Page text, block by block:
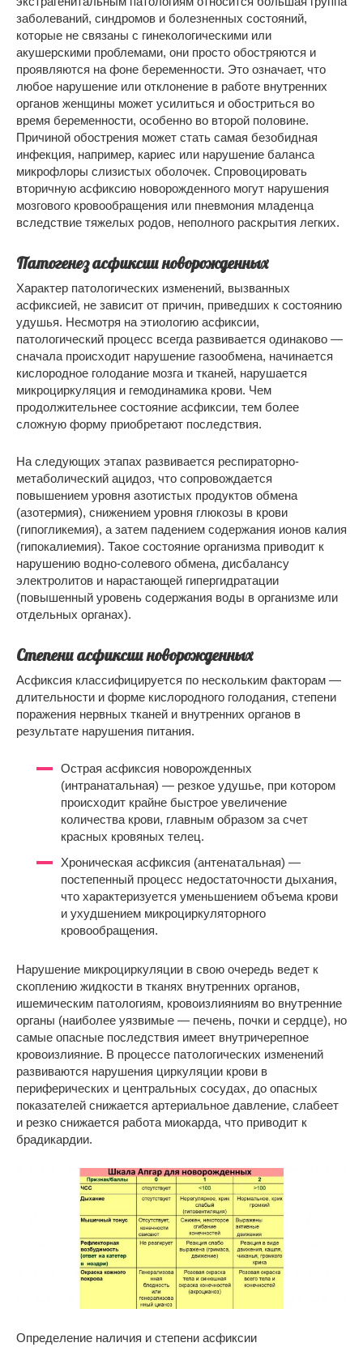
заболеваний, синдромов и болезненных состояний,
которые не связаны с гинекологическими или
акушерскими проблемами, они просто обостряются и
проявляются на фоне беременности. Это означает, что
любое нарушение или отклонение в работе внутренних
органов женщины может усилиться и обостриться во
время беременности, особенно во второй половине.
Причиной обострения может стать самая безобидная
инфекция, например, кариес или нарушение баланса
микрофлоры слизистых оболочек. Спровоцировать
вторичную асфиксию новорожденного могут нарушения
мозгового кровообращения или пневмония младенца
вследствие тяжелых родов, неполного раскрытия легких.
Патогенез асфиксии новорожденных
Характер патологических изменений, вызванных
асфиксией, не зависит от причин, приведших к состоянию
удушья. Несмотря на этиологию асфиксии,
патологический процесс всегда развивается одинаково —
сначала происходит нарушение газообмена, начинается
кислородное голодание мозга и тканей, нарушается
микроциркуляция и гемодинамика крови. Чем
продолжительнее состояние асфиксии, тем более
сложную форму приобретают последствия.
На следующих этапах развивается респираторно-
метаболический ацидоз, что сопровождается
повышением уровня азотистых продуктов обмена
(азотермия), снижением уровня глюкозы в крови
(гипогликемия), а затем падением содержания ионов калия
(гипокалиемия). Такое состояние организма приводит к
нарушению водно-солевого обмена, дисбалансу
электролитов и нарастающей гипергидратации
(повышенный уровень содержания воды в организме или
отдельных органах).
Степени асфиксии новорожденных
Асфиксия классифицируется по нескольким факторам —
длительности и форме кислородного голодания, степени
поражения нервных тканей и внутренних органов в
результате нарушения питания.
Острая асфиксия новорожденных
(интранатальная) — резкое удушье, при котором
происходит крайне быстрое увеличение
количества крови, главным образом за счет
красных кровяных телец.
Хроническая асфиксия (антенатальная) —
постепенный процесс недостаточности дыхания,
что характеризуется уменьшением объема крови
и ухудшением микроциркуляторного
кровообращения.
Нарушение микроциркуляции в свою очередь ведет к
скоплению жидкости в тканях внутренних органов,
ишемическим патологиям, кровоизлияниям во внутренние
органы (наиболее уязвимые — печень, почки и сердце), но
самые опасные последствия имеет внутричерепное
кровоизлияние. В процессе патологических изменений
развиваются нарушения циркуляции крови в
периферических и центральных сосудах, до опасных
показателей снижается артериальное давление, слабеет
и резко снижается работа миокарда, что приводит к
брадикардии.
Определение наличия и степени асфиксии